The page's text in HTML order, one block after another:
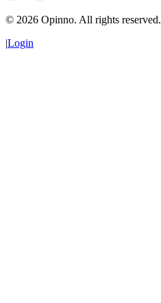
© 2026 Opinno. All rights reserved.
|Login